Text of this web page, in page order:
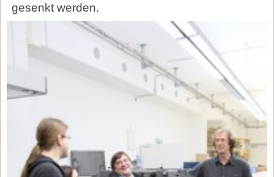
gesenkt werden.